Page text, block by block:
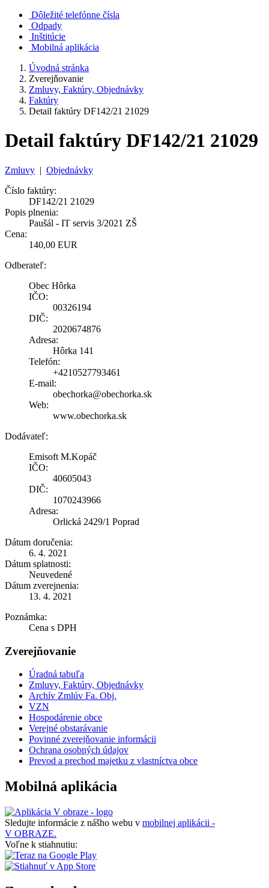
Dôležité telefónne čísla
Odpady
Inštitúcie
Mobilná aplikácia
Úvodná stránka
Zverejňovanie
Zmluvy, Faktúry, Objednávky
Faktúry
Detail faktúry DF142/21 21029
Detail faktúry DF142/21 21029
Zmluvy | Objednávky
Číslo faktúry:
DF142/21 21029
Popis plnenia:
Paušál - IT servis 3/2021 ZŠ
Cena:
140,00 EUR
Odberateľ:
Obec Hôrka
IČO:
00326194
DIČ:
2020674876
Adresa:
Hôrka 141
Telefón:
+4210527793461
E-mail:
obechorka@obechorka.sk
Web:
www.obechorka.sk
Dodávateľ:
Emisoft M.Kopáč
IČO:
40605043
DIČ:
1070243966
Adresa:
Orlická 2429/1 Poprad
Dátum doručenia:
6. 4. 2021
Dátum splatnosti:
Neuvedené
Dátum zverejnenia:
13. 4. 2021
Poznámka:
Cena s DPH
Zverejňovanie
Úradná tabuľa
Zmluvy, Faktúry, Objednávky
Archív Zmlúv Fa. Obj.
VZN
Hospodárenie obce
Verejné obstarávanie
Povinné zverejňovanie informácii
Ochrana osobných údajov
Prevod a prechod majetku z vlastníctva obce
Mobilná aplikácia
Sledujte informácie z nášho webu v mobilnej aplikácii -
V OBRAZE.
Voľne k stiahnutiu: